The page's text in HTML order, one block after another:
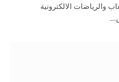
والرياضات الالكترونية